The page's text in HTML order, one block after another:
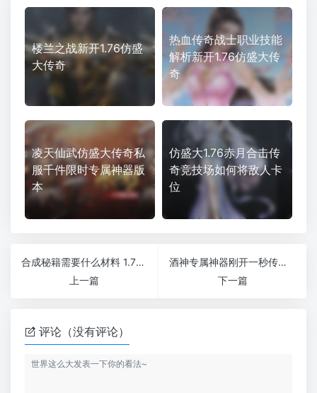
楼兰之战新开1.76仿盛
大传奇
热血传奇战士职业技能
解析新开1.76仿盛大传
奇
凌天仙武仿盛大传奇私
服千件限时专属神器版
本
仿盛大1.76赤月合击传
奇竞技场如何将敌人卡
位
合成秘籍需要什么材料 1.76微变传奇材料如何获得
上一篇
酒神专属神器刚开一秒传奇上线免费自动捡物
下一篇
评论（没有评论）